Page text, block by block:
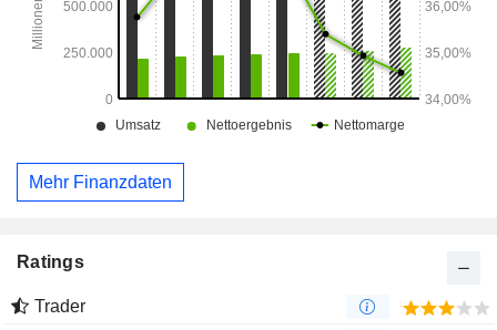
Mehr Finanzdaten
Ratings
Trader